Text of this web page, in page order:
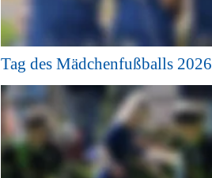
Tag des Mädchenfußballs 2026